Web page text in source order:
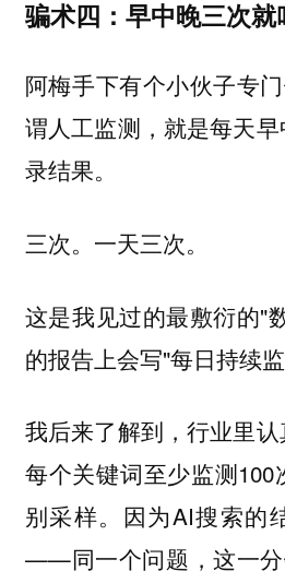
骗术四：早中晚三次
阿梅手下有个小伙子专
谓人工监测，就是每天
录结果。
三次。一天三次。
这是我见过的最敷衍的"
的报告上会写"每日持续监
我后来了解到，行业里
每个关键词至少监测
别采样。因为AI搜索的
——同一个问题，这一分